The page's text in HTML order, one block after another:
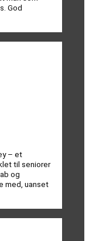
God
– et
til seniorer
og
med, uanset